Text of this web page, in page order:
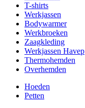
T-shirts
Werkjassen
Bodywarmer
Werkbroeken
Zaagkleding
Werkjassen Havep
Thermohemden
Overhemden
Hoeden
Petten